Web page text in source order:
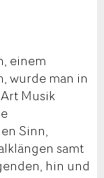
einem
wurde man in
Musik
Sinn,
samt
hin und